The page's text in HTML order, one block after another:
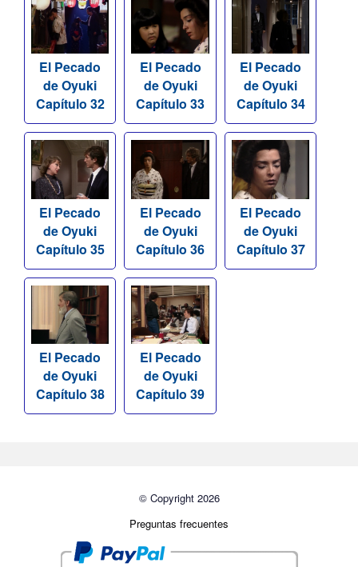
El Pecado
de Oyuki
Capítulo 32
El Pecado
de Oyuki
Capítulo 33
El Pecado
de Oyuki
Capítulo 34
El Pecado
de Oyuki
Capítulo 35
El Pecado
de Oyuki
Capítulo 36
El Pecado
de Oyuki
Capítulo 37
El Pecado
de Oyuki
Capítulo 38
El Pecado
de Oyuki
Capítulo 39
© Copyright 2026
Preguntas frecuentes